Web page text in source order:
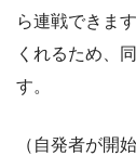
ら連戦できます
くれるため、
す。
（自発者が開